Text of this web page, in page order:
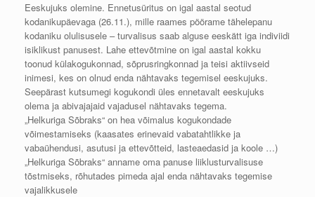
Eeskujuks olemine. Ennetusüritus on igal aastal seotud
kodanikupäevaga (26.11.), mille raames pöörame tähelepanu
kodaniku olulisusele – turvalisus saab alguse eeskätt iga indiviidi
isiklikust panusest. Lahe ettevõtmine on igal aastal kokku
toonud külakogukonnad, sõprusringkonnad ja teisi aktiivseid
inimesi, kes on olnud enda nähtavaks tegemisel eeskujuks.
Seepärast kutsumegi kogukondi üles ennetavalt eeskujuks
olema ja abivajajaid vajadusel nähtavaks tegema.
„Helkuriga Sõbraks“ on hea võimalus kogukondade
võimestamiseks (kaasates erinevaid vabatahtlikke ja
vabaühendusi, asutusi ja ettevõtteid, lasteaedasid ja koole …)
„Helkuriga Sõbraks“ anname oma panuse liiklusturvalisuse
tõstmiseks, rõhutades pimeda ajal enda nähtavaks tegemise
vajalikkusele